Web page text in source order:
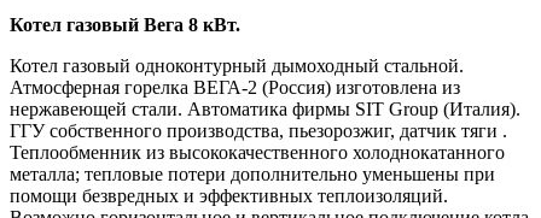
Котел газовый Вега 8 кВт.
Котел газовый одноконтурный дымоходный стальной.
Атмосферная горелка ВЕГА-2 (Россия) изготовлена из
нержавеющей стали. Автоматика фирмы SIT Group (Италия).
ГГУ собственного производства, пьезорозжиг, датчик тяги .
Теплообменник из высококачественного холоднокатанного
металла; тепловые потери дополнительно уменьшены при
помощи безвредных и эффективных теплоизоляций.